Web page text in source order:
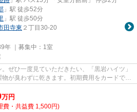
」駅 徒歩52分
」駅 徒歩50分
田寺東 ２丁目30-20
年 ｜募集中： 1室
ぜひ一度見ていただきたい、「黒岩ハイツ」
が臭わずに乾きます。初期費用をカードでお
万円
費・共益費 1,500円)